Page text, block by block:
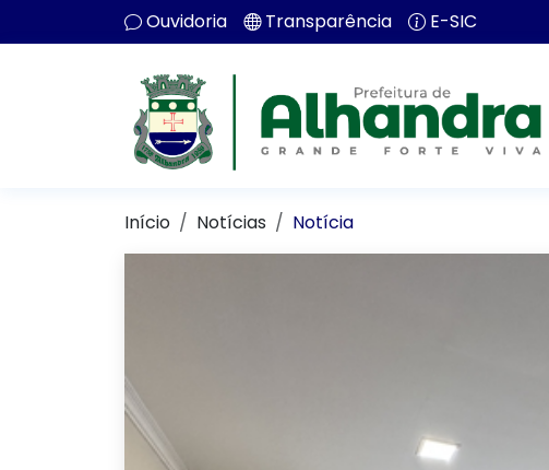
Ouvidoria Transparência E-SIC
Início Notícias Notícia